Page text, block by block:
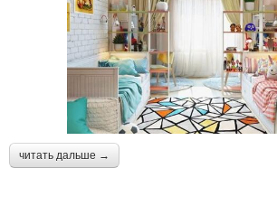
читать дальше →